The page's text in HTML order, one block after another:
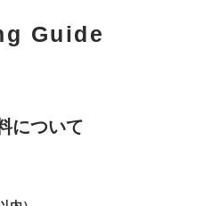
Guide
について